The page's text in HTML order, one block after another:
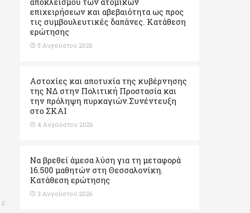
0
επιχειρήσεων και αβεβαιότητα ως προς
τις συμβουλευτικές δαπάνες. Κατάθεση
ερώτησης
5 Αυγούστου 2026
Αστοχίες και αποτυχία της κυβέρνησης
της ΝΔ στην Πολιτική Προστασία και
την πρόληψη πυρκαγιών.Συνέντευξη
στο ΣΚΑΙ
4 Αυγούστου 2026
Να βρεθεί άμεσα λύση για τη μεταφορά
16.500 μαθητών στη Θεσσαλονίκη.
Κατάθεση ερώτησης
3 Αυγούστου 2026